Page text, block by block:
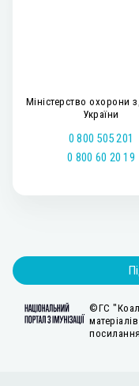
Міністерство охорони
України
0 800 505 201
0 800 60 20 19
©ГС